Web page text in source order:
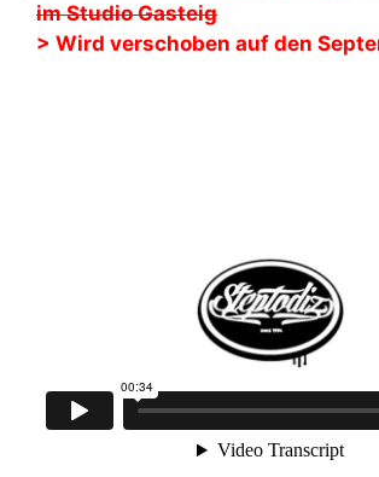
im Studio Gasteig
> Wird verschoben auf den